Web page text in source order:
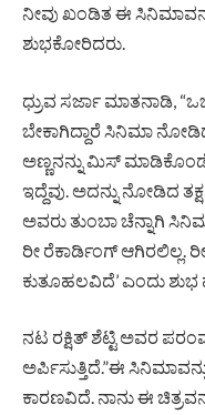
ನೀವು ಖಂಡಿತ ಈ
ಶುಭಕೋರಿದರು.
ಧ್ರುವ ಸರ್ಜಾ ಮಾತನಾಡಿ,
ಬೇಕಾಗಿದ್ದಾರೆ ಸಿನಿಮಾ
ಅಣ್ಣನನ್ನು ಮಿಸ್‌
ಇದ್ದೆವು. ಅದನ್ನು ನೋಡಿದ
ಅವರು ತುಂಬಾ ಚೆನ್ನಾಗಿ
ರೀ ರೆಕಾರ್ಡಿಂಗ್‌ ಆಗಿರಲಿಲ್ಲ.
ಕುತೂಹಲವಿದೆ’ ಎಂದು ಶುಭ
ನಟ ರಕ್ಷಿತ್‌ ಶೆಟ್ಟಿ ಅವರ
ಅರ್ಪಿಸುತ್ತಿದೆ.”ಈ
ಕಾರಣವಿದೆ. ನಾನು ಈ